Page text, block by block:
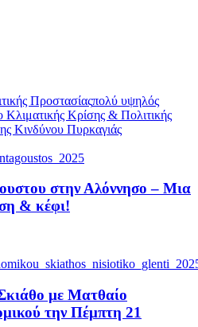
Προστασίαςπολύ υψηλός
Κλιματικής Κρίσης & Πολιτικής
Κινδύνου Πυρκαγιάς
στην Αλόννησο – Μια
& κέφι!
με Ματθαίο
την Πέμπτη 21